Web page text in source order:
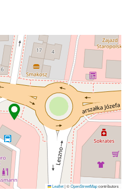
Leaflet|©OpenStreetMapcontributors